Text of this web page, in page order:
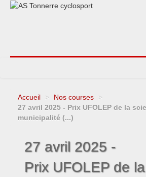
Agenda
Accueil > Nos courses
>
27 avril 2025 - Prix UFOLEP de la
municipalité (...)
27 avril 2025 -
Prix UFOLEP de